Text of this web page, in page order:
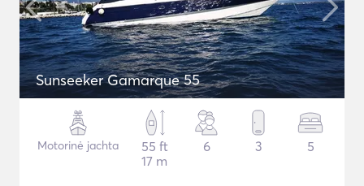
Sunseeker Gamarque 55
Motorinė jachta
55 ft
17 m
6 3 5